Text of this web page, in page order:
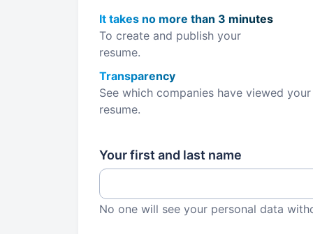
It takes no more than 3 minutes
To create and publish your
resume.
Transparency
See which companies have viewed your
resume.
Your first and last name
No one will see your personal data